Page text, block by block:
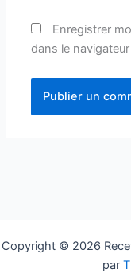
Enregistrer
dans le
Copyright © 2026
par